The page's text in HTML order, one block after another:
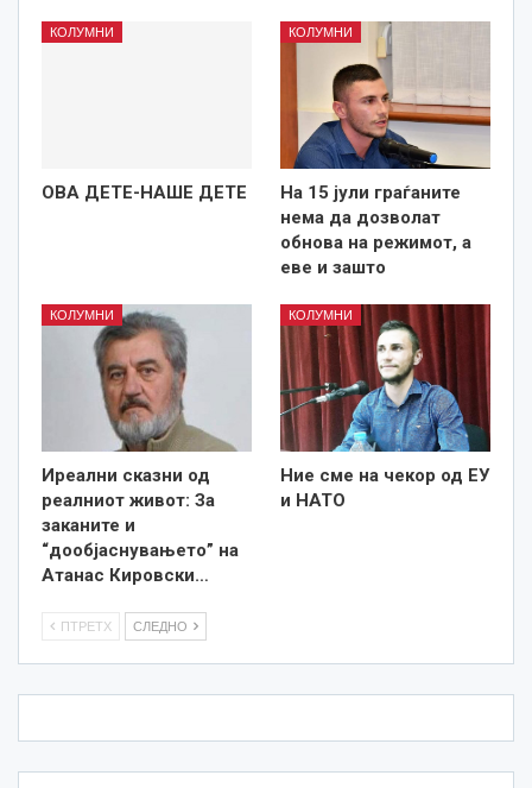
КОЛУМНИ
ОВА ДЕТЕ-НАШЕ ДЕТЕ
КОЛУМНИ
На 15 јули граѓаните
нема да дозволат
обнова на режимот, а
еве и зашто
КОЛУМНИ
Иреални сказни од
реалниот живот: За
заканите и
“дообјаснувањето” на
Атанас Кировски…
КОЛУМНИ
Ние сме на чекор од ЕУ
и НАТО
ПТРЕТХ СЛЕДНО